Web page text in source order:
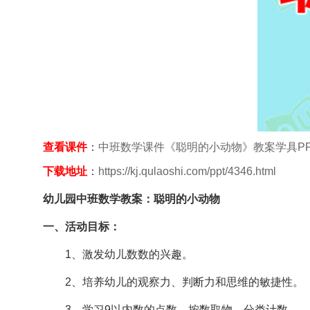
查看课件： 中班数学课件《聪明的小动物》教案学具
下载地址 ： https://kj.qulaoshi.com/ppt/4346.html
幼儿园中班数学教案：聪明的小动物
一、活动目标：
1、激发幼儿数数的兴趣。
2、培养幼儿的观察力、判断力和思维的敏捷性。